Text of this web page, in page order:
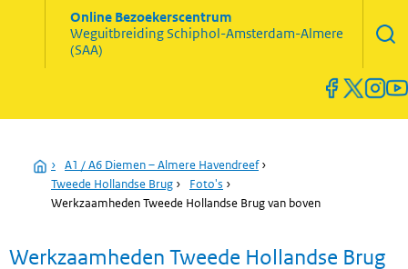
Online Bezoekerscentrum
WeguitbreidingSchiphol-Amsterdam-Almere
(SAA)
Home
› A1 / A6 Diemen – Almere Havendreef›
Tweede Hollandse Brug › Foto's ›
Werkzaamheden Tweede Hollandse Brug van boven
Werkzaamheden Tweede Hollandse Brug